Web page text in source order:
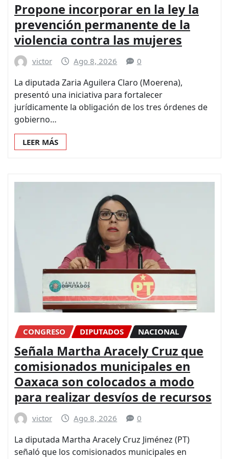
Propone incorporar en la ley la
prevención permanente de la
violencia contra las mujeres
victor Ago 8, 2026 0
La diputada Zaria Aguilera Claro (Moerena),
presentó una iniciativa para fortalecer
jurídicamente la obligación de los tres órdenes de
gobierno…
LEER MÁS
CONGRESO DIPUTADOS NACIONAL
Señala Martha Aracely Cruz que
comisionados municipales en
Oaxaca son colocados a modo
para realizar desvíos de recursos
victor Ago 8, 2026 0
La diputada Martha Aracely Cruz Jiménez (PT)
señaló que los comisionados municipales en